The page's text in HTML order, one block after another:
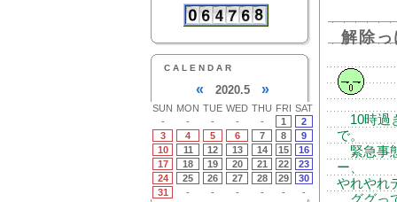
CALENDAR
« 2020.5 »
SUN MON TUE WED THU FRI SAT
-
- - - - 1
2
3
4 5 6 7 8
9
10
11 12 13 14 15
16
17
18 19 20 21 22
23
24
25 26 27 28 29
30
31
- - - - - -
解除
10時過
で。
緊急事
ー、
やれやれ